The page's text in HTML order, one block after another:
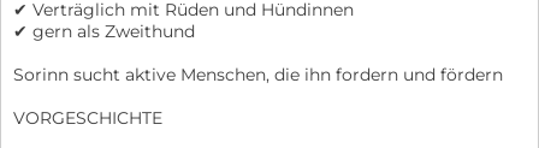
✔ Verträglich mit Rüden und Hündinnen
✔ gern als Zweithund
Sorinn sucht aktive Menschen, die ihn fordern und fördern
VORGESCHICHTE